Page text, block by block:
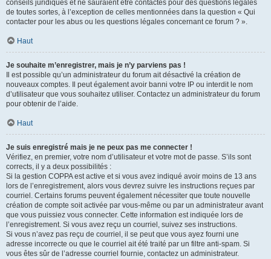
conseils juridiques et ne sauraient être contactés pour des questions légales
de toutes sortes, à l’exception de celles mentionnées dans la question « Qui
contacter pour les abus ou les questions légales concernant ce forum ? ».
Haut
Je souhaite m’enregistrer, mais je n’y parviens pas !
Il est possible qu’un administrateur du forum ait désactivé la création de
nouveaux comptes. Il peut également avoir banni votre IP ou interdit le nom
d’utilisateur que vous souhaitez utiliser. Contactez un administrateur du forum
pour obtenir de l’aide.
Haut
Je suis enregistré mais je ne peux pas me connecter !
Vérifiez, en premier, votre nom d’utilisateur et votre mot de passe. S’ils sont
corrects, il y a deux possibilités :
Si la gestion COPPA est active et si vous avez indiqué avoir moins de 13 ans
lors de l’enregistrement, alors vous devrez suivre les instructions reçues par
courriel. Certains forums peuvent également nécessiter que toute nouvelle
création de compte soit activée par vous-même ou par un administrateur avant
que vous puissiez vous connecter. Cette information est indiquée lors de
l’enregistrement. Si vous avez reçu un courriel, suivez ses instructions.
Si vous n’avez pas reçu de courriel, il se peut que vous ayez fourni une
adresse incorrecte ou que le courriel ait été traité par un filtre anti-spam. Si
vous êtes sûr de l’adresse courriel fournie, contactez un administrateur.